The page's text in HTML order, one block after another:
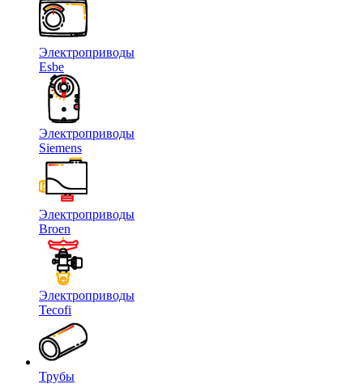
Электроприводы
Esbe
Электроприводы
Siemens
Электроприводы
Broen
Электроприводы
Tecofi
Трубы